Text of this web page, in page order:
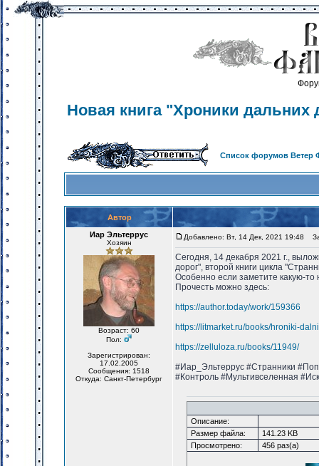
Новая книга "Хроники дальних
Список форумов Ветер
Автор
Иар Эльтеррус
Хозяин
Возраст: 60
Пол:
Зарегистрирован:
17.02.2005
Сообщения: 1518
Откуда: Санкт-Петербург
Добавлено: Вт, 14 Дек, 2021 19:48
Сегодня, 14 декабря 2021 г.,
дорог", второй книги цикла
Особенно если заметите какую-то
Прочесть можно здесь:
https://author.today/work/159366
https://litmarket.ru/books/hroniki-
https://zelluloza.ru/books/11949/
#Иар_Эльтеррус #Странники
#Контроль #Мультивселенная
Описание:
Размер файла:
141.23 KB
Просмотрено:
456 раз(а)